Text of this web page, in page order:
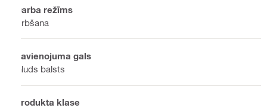
Darba režīms
Urbšana
Savienojuma gals
Gluds balsts
Produkta klase